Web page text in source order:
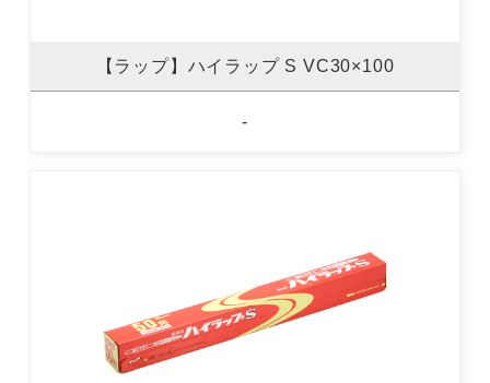
【ラップ】ハイラップ S VC30×100
-